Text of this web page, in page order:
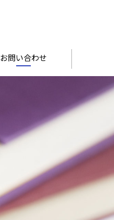
お問い合わせ